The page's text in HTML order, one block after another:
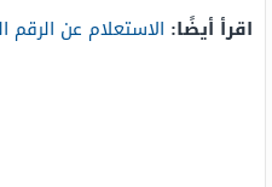
اقرأ أيضًا: الاستعلام عن